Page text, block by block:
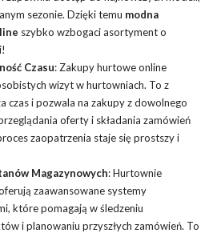
sezonie. Dzięki temu modna
szybko wzbogaci asortyment o
Czasu: Zakupy hurtowe online
wizyt w hurtowniach. To z
czas i pozwala na zakupy z dowolnego
oferty i składania zamówień
zaopatrzenia staje się prostszy i
Magazynowych: Hurtownie
zaawansowane systemy
które pomagają w śledzeniu
i planowaniu przyszłych zamówień. To